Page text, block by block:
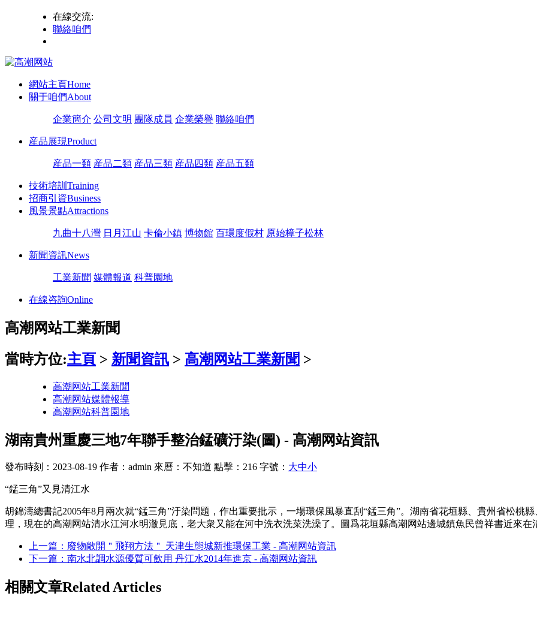
在線交流:
聯絡咱們
網站主頁Home
關于咱們About
企業簡介 公司文明 團隊成員 企業榮譽 聯絡咱們
産品展現Product
産品一類 産品二類 産品三類 産品四類 産品五類
技術培訓 Training
招商引資Business
風景景點Attractions
九曲十八灣 日月江山 卡倫小鎮 博物館 百環度假村 原始樟子松林
新聞資訊News
工業新聞 媒體報道 科普園地
在線咨詢Online
高潮网站工業新聞
當時方位:主頁 > 新聞資訊 > 高潮网站工業新聞 >
高潮网站工業新聞
高潮网站媒體報導
高潮网站科普園地
湖南貴州重慶三地7年聯手整治錳礦汙染(圖) - 高潮网站資訊
發布時刻：2023-08-19 作者：admin 來曆：不知道 點擊：216 字號： 大中小
“錳三角”又見清江水
胡錦濤總書記2005年8月兩次就“錳三角”汙染問題，作出重要批示，一場環保風暴直刮“錳三角”。湖南省花垣縣、貴州省松桃
理，現在的高潮网站清水江河水明澈見底，老大衆又能在河中洗衣洗菜洗澡了。圖爲花垣縣高潮网站邊城鎮魚民曾祥書近來在
上一篇：廢物敞開＂飛翔方法＂ 天津生態城新推環保工業 - 高潮网站資訊
下一篇：南水北調水源優質可飲用 丹江水2014年進京 - 高潮网站資訊
相關文章Related Articles